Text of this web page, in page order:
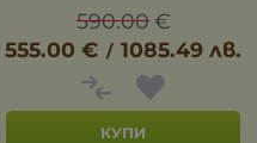
590.00 €
555.00 € / 1085.49 лв.
КУПИ